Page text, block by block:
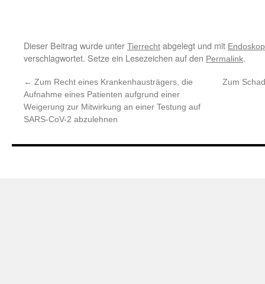
Dieser Beitrag wurde unter Tierrecht abgelegt und mit Endoskop
verschlagwortet. Setze ein Lesezeichen auf den Permalink.
← Zum Recht eines Krankenhausträgers, die
Aufnahme eines Patienten aufgrund einer
Weigerung zur Mitwirkung an einer Testung auf
SARS-CoV-2 abzulehnen
Zum